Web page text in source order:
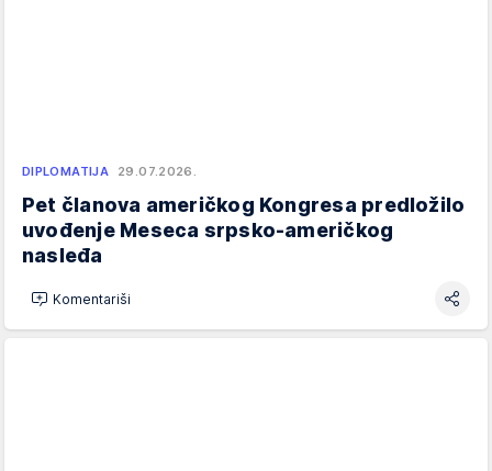
DIPLOMATIJA 29.07.2026.
Pet članova američkog Kongresa predložilo
uvođenje Meseca srpsko-američkog
nasleđa
Komentariši